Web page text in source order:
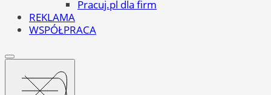
Pracuj.pl dla firm
REKLAMA
WSPÓŁPRACA